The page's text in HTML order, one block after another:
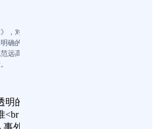
，对
确的
远高